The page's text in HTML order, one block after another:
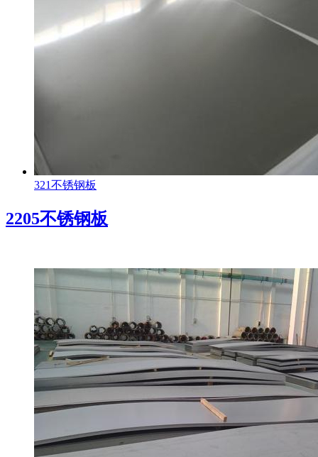
321不锈钢板
2205不锈钢板